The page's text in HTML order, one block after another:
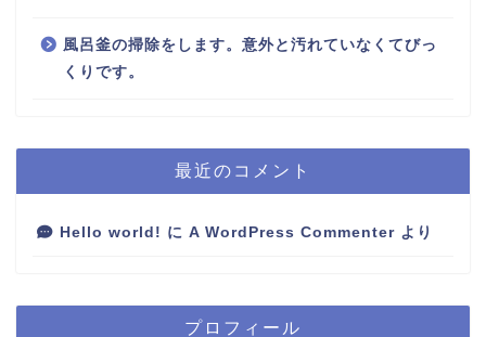
風呂釜の掃除をします。意外と汚れていなくてびっ
くりです。
最近のコメント
Hello world! に A WordPress Commenter より
プロフィール